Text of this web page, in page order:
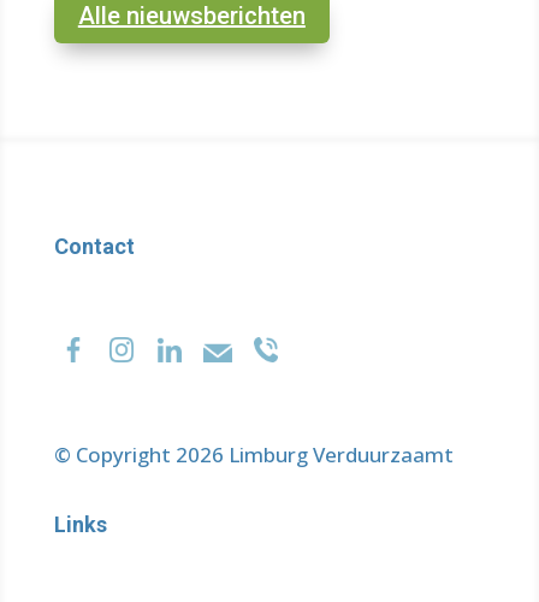
Alle nieuwsberichten
Contact
© Copyright 2026 Limburg Verduurzaamt
Links